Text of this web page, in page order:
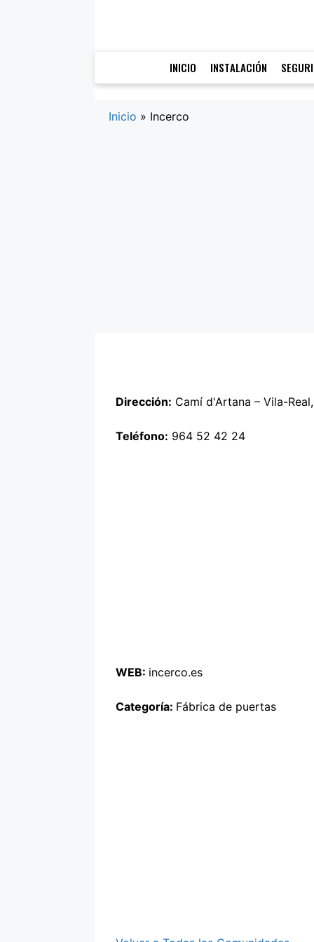
INICIO INSTALACIÓN
Inicio » Incerco
Dirección: Camí d'Artana – Vila-
Teléfono: 964 52 42 24
WEB: incerco.es
Categoría: Fábrica de puertas